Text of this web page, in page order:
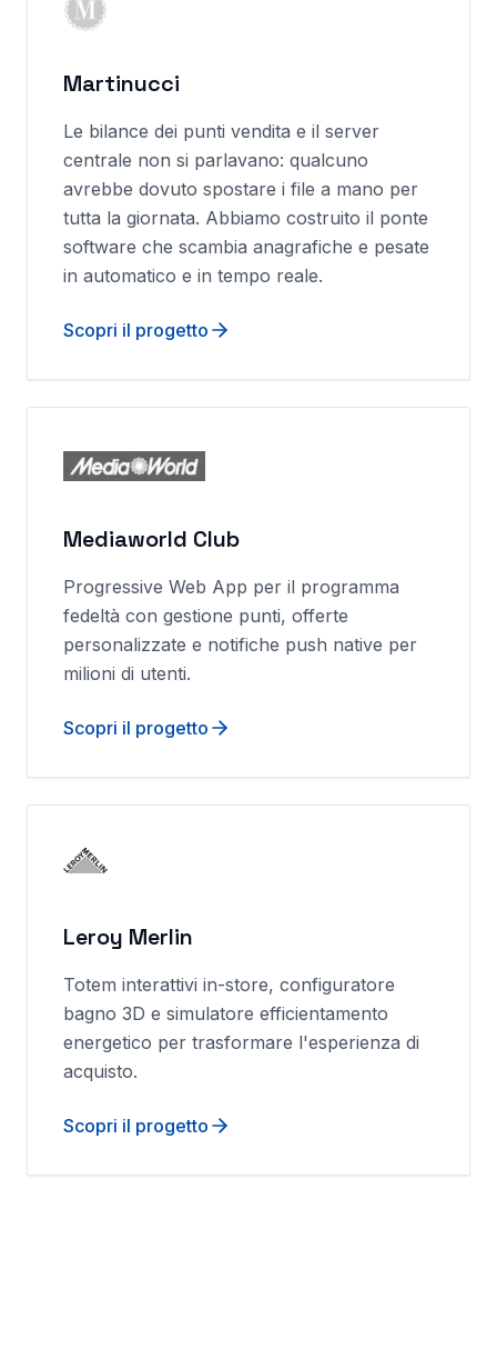
Martinucci
Le bilance dei punti vendita e il server
centrale non si parlavano: qualcuno
avrebbe dovuto spostare i file a mano per
tutta la giornata. Abbiamo costruito il ponte
software che scambia anagrafiche e pesate
in automatico e in tempo reale.
Scopri il progetto
Mediaworld Club
Progressive Web App per il programma
fedeltà con gestione punti, offerte
personalizzate e notifiche push native per
milioni di utenti.
Scopri il progetto
Leroy Merlin
Totem interattivi in-store, configuratore
bagno 3D e simulatore efficientamento
energetico per trasformare l'esperienza di
acquisto.
Scopri il progetto